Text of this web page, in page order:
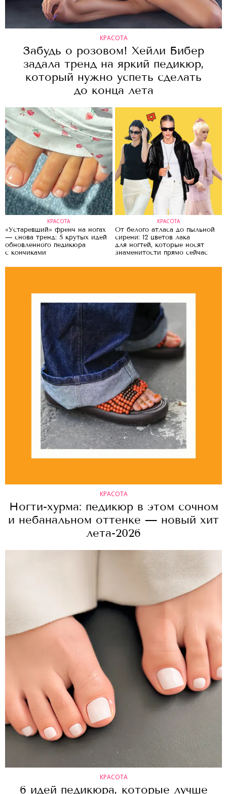
КРАСОТА
Забудь о розовом! Хейли Бибер
задала тренд на яркий педикюр,
который нужно успеть сделать
до конца лета
КРАСОТА
«Устаревший» френч на ногах
— снова тренд: 5 крутых идей
обновленного педикюра
с кончиками
КРАСОТА
От белого атласа до пыльной
сирени: 12 цветов лака
для ногтей, которые носят
знаменитости прямо сейчас
КРАСОТА
Ногти-хурма: педикюр в этом сочном
и небанальном оттенке — новый хит
лета-2026
КРАСОТА
6 идей педикюра, которые лучше